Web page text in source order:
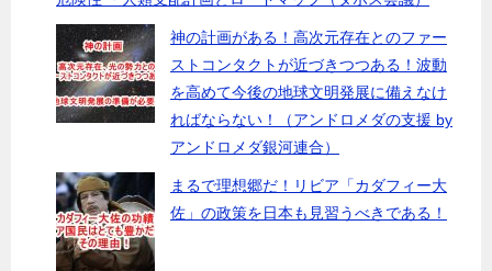
神の計画がある！高次元存在とのファー
ストコンタクトが近づきつつある！波動
を高めて今後の地球文明発展に備えなけ
ればならない！（アンドロメダの支援 by
アンドロメダ銀河連合）
まるで理想郷だ！リビア「カダフィー大
佐」の政策を日本も見習うべきである！